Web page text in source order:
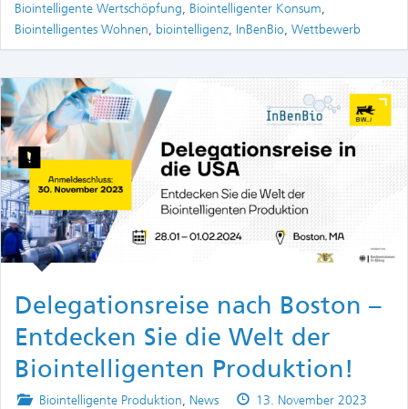
Biointelligente Wertschöpfung, Biointelligenter Konsum,
Biointelligentes Wohnen, biointelligenz, InBenBio, Wettbewerb
Delegationsreise nach Boston –
Entdecken Sie die Welt der
Biointelligenten Produktion!
Posted
Biointelligente Produktion, News
Published
13. November 2023